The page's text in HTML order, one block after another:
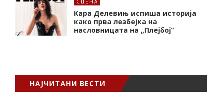
СЦЕНА
Кара Делевињ испиша историја
како прва лезбејка на
насловницата на „Плејбој“
НАЈЧИТАНИ ВЕСТИ